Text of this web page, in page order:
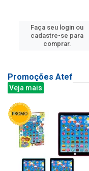
Faça seu login ou
cadastre-se para
comprar.
Promoções Atef
Veja mais